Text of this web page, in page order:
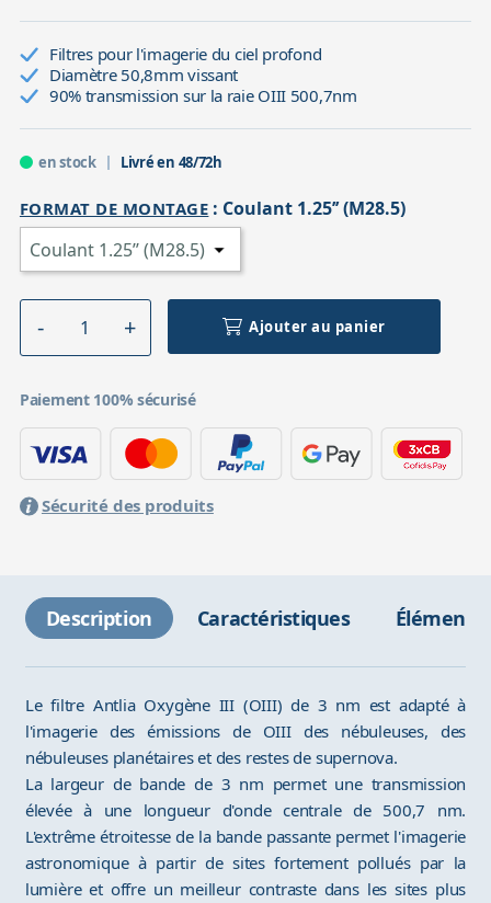
Filtres pour l'imagerie du ciel profond
Diamètre 50,8mm vissant
90% transmission sur la raie OIII 500,7nm
en stock Livré en 48/72h
FORMAT DE MONTAGE : Coulant 1.25’’ (M28.5)
Ajouter au panier
Paiement 100% sécurisé
Sécurité des produits
Description Caractéristiques Éléments
Le filtre Antlia Oxygène III (OIII) de 3 nm est adapté à
l'imagerie des émissions de OIII des nébuleuses, des
nébuleuses planétaires et des restes de supernova.
La largeur de bande de 3 nm permet une transmission
élevée à une longueur d'onde centrale de 500,7 nm.
L'extrême étroitesse de la bande passante permet l'imagerie
astronomique à partir de sites fortement pollués par la
lumière et offre un meilleur contraste dans les sites plus